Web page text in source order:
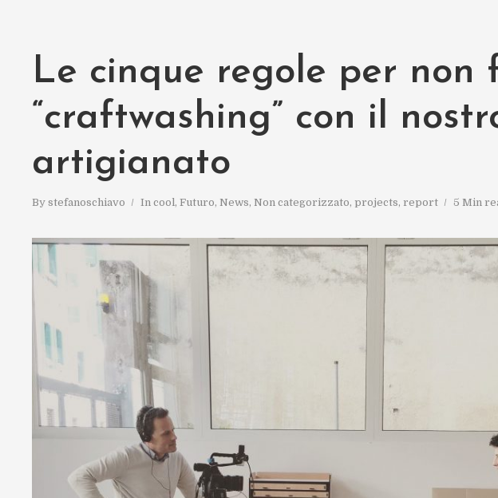
Le cinque regole per non
“craftwashing” con il
artigianato
By stefanoschiavo In cool, Futuro, News, Non categorizzato, projects, report 5 Min